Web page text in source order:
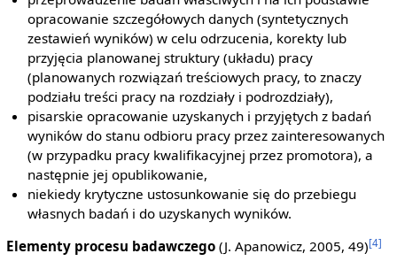
opracowanie szczegółowych danych (syntetycznych
zestawień wyników) w celu odrzucenia, korekty lub
przyjęcia planowanej struktury (układu) pracy
(planowanych rozwiązań treściowych pracy, to znaczy
podziału treści pracy na rozdziały i podrozdziały),
pisarskie opracowanie uzyskanych i przyjętych z badań
wyników do stanu odbioru pracy przez zainteresowanych
(w przypadku pracy kwalifikacyjnej przez promotora), a
następnie jej opublikowanie,
niekiedy krytyczne ustosunkowanie się do przebiegu
własnych badań i do uzyskanych wyników.
Elementy procesu badawczego(J. Apanowicz, 2005, 49)[4]